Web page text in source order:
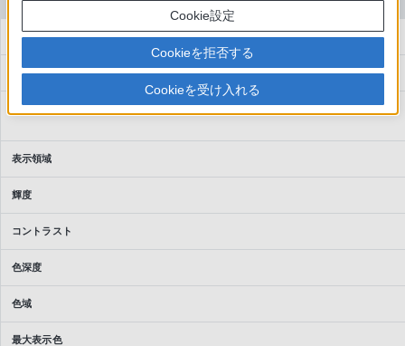
型
アスペクト比
パネルシステム
表示領域
輝度
コントラスト
色深度
色域
最大表示色
Cookie設定
Cookieを拒否する
Cookieを受け入れる